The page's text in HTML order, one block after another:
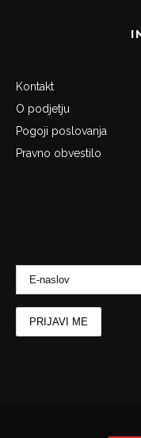
Kontakt
O podjetju
Pogoji poslovanja
Pravno obvestilo